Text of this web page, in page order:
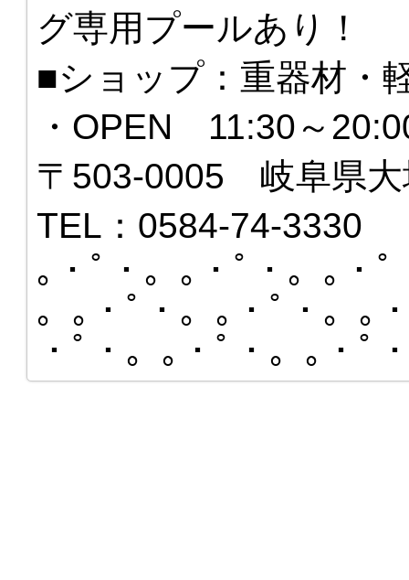
グ専用プールあり！
■ショップ：重器材・
・OPEN 11:30～
〒503-0005 岐阜県大
TEL：0584-74-3330
｡・ﾟ・。｡・ﾟ・。｡・
。｡・ﾟ・。｡・ﾟ・。｡
・ﾟ・。｡・ﾟ・。｡・ﾟ